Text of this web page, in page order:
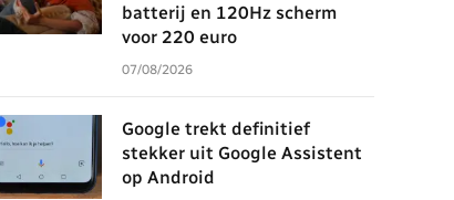
batterij en 120Hz scherm
voor 220 euro
07/08/2026
Google trekt definitief
stekker uit Google Assistent
op Android